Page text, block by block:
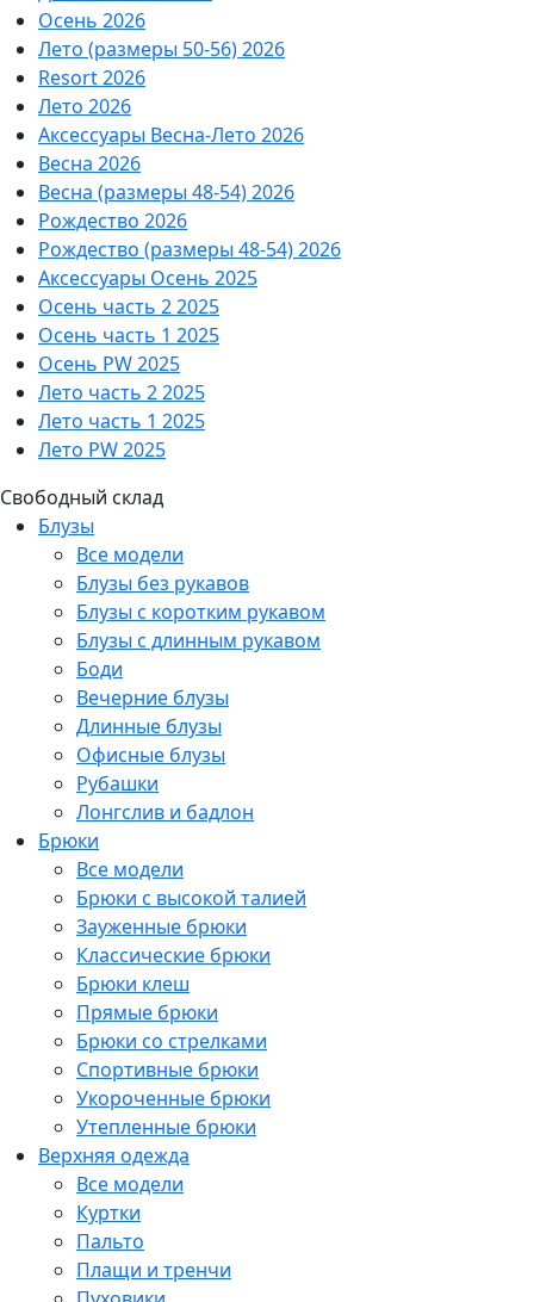
Осень 2026
Лето (размеры 50-56) 2026
Resort 2026
Лето 2026
Аксессуары Весна-Лето 2026
Весна 2026
Весна (размеры 48-54) 2026
Рождество 2026
Рождество (размеры 48-54) 2026
Аксессуары Осень 2025
Осень часть 2 2025
Осень часть 1 2025
Осень PW 2025
Лето часть 2 2025
Лето часть 1 2025
Лето PW 2025
Свободный склад
Блузы
Все модели
Блузы без рукавов
Блузы с коротким рукавом
Блузы с длинным рукавом
Боди
Вечерние блузы
Длинные блузы
Офисные блузы
Рубашки
Лонгслив и бадлон
Брюки
Все модели
Брюки с высокой талией
Зауженные брюки
Классические брюки
Брюки клеш
Прямые брюки
Брюки со стрелками
Спортивные брюки
Укороченные брюки
Утепленные брюки
Верхняя одежда
Все модели
Куртки
Пальто
Плащи и тренчи